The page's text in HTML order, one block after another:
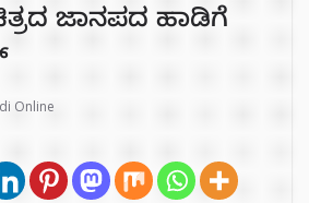
ಜಾನಪದ ಹಾಡಿಗೆ
Online